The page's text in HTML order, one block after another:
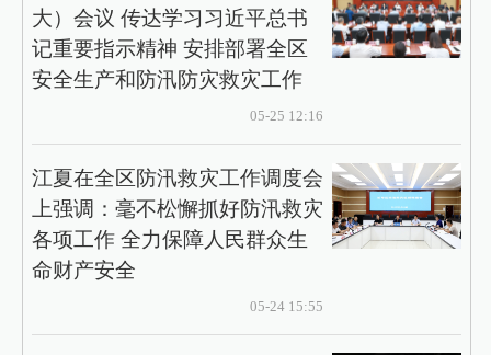
大）会议 传达学习习近平总书
记重要指示精神 安排部署全区
安全生产和防汛防灾救灾工作
05-25 12:16
江夏在全区防汛救灾工作调度会
上强调：毫不松懈抓好防汛救灾
各项工作 全力保障人民群众生
命财产安全
05-24 15:55